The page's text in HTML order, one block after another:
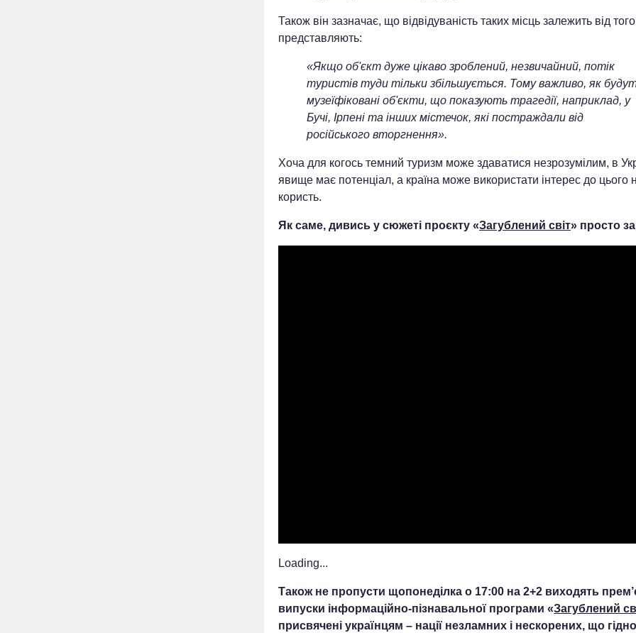
Також він зазначає, що відвідуваність таких місць залежить від
представляють:
«Якщо об'єкт дуже цікаво зроблений, незвичайний, потік
туристів туди тільки збільшується. Тому важливо, як
музеїфіковані об'єкти, що показують трагедії, наприклад, у
Бучі, Ірпені та інших містечок, які постраждали від
російського вторгнення».
Хоча для когось темний туризм може здаватися незрозумілим, в
явище має потенціал, а країна може використати інтерес до цього
користь.
Як саме, дивись у сюжеті проєкту «Загублений світ» просто
Loading...
Також не пропусти щопонеділка о 17:00 на 2+2 виходять
випуски інформаційно-пізнавальної програми «Загублений
присвячені українцям – нації незламних і нескорених, що гідно